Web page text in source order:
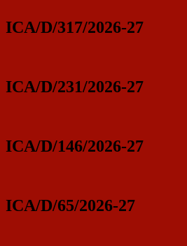
ICA/D/317/2026-27
ICA/D/231/2026-27
ICA/D/146/2026-27
ICA/D/65/2026-27